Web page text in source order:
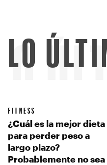
LO
FITNESS
¿Cuál es la mejor dieta
para perder peso a
largo plazo?
Probablemente no sea